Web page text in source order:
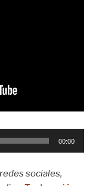
00:00
sociales,